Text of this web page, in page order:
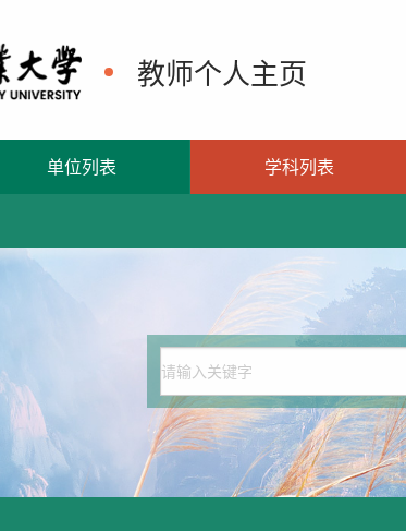
教师个人主页
单位列表 学科列表